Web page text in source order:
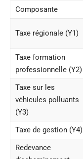
Composante
Taxe régionale (Y1)
Taxe formation
professionnelle (Y2)
Taxe sur les
véhicules polluants
(Y3)
Taxe de gestion (Y4)
Redevance